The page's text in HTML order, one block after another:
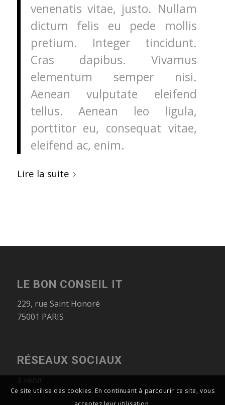
venenatis vitae, justo. Nullam
dictum felis eu pede mollis
pretium. Integer tincidunt.
Cras dapibus. Vivamus
elementum semper nisi.
Aenean vulputate eleifend
tellus. Aenean leo ligula,
porttitor eu, consequat vitae,
eleifend ac, enim.
Lire la suite
LE BON CONSEIL IT
229, rue Saint Honoré
75001 PARIS
RÉSEAUX SOCIAUX
Ce site utilise des cookies. En continuant à parcourir ce site, vous